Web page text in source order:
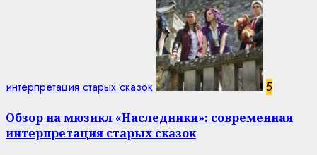
интерпретация старых сказок 5
Обзор на мюзикл «Наследники»: современная
интерпретация старых сказок